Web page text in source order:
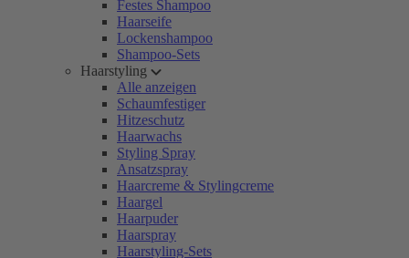
Festes Shampoo
Haarseife
Lockenshampoo
Shampoo-Sets
Haarstyling
Alle anzeigen
Schaumfestiger
Hitzeschutz
Haarwachs
Styling Spray
Ansatzspray
Haarcreme & Stylingcreme
Haargel
Haarpuder
Haarspray
Haarstyling-Sets